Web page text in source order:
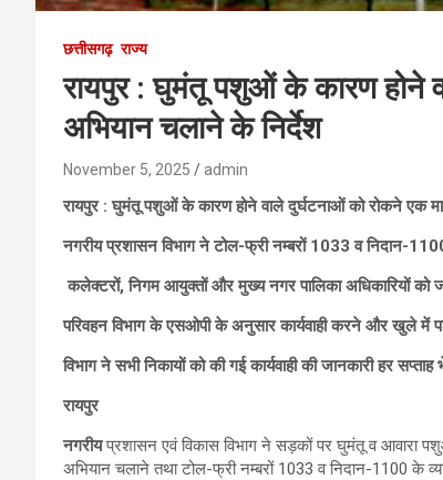
छत्तीसगढ़ राज्य
रायपुर : घुमंतू पशुओं के कारण होने
अभियान चलाने के निर्देश
November 5, 2025 admin
रायपुर : घुमंतू पशुओं के कारण होने वाले दुर्घटनाओं को रोकने एक
नगरीय प्रशासन विभाग ने टोल-फ्री नम्बरों 1033 व निदान-
कलेक्टरों, निगम आयुक्तों और मुख्य नगर पालिका अधिकारियों को
परिवहन विभाग के एसओपी के अनुसार कार्यवाही करने और खुले
विभाग ने सभी निकायों को की गई कार्यवाही की जानकारी हर
रायपुर
नगरीयप्रशासन एवं विकास विभाग ने सड़कों पर घुमंतू व आवारा
अभियान चलाने तथा टोल-फ्री नम्बरों 1033 व निदान-1100 के